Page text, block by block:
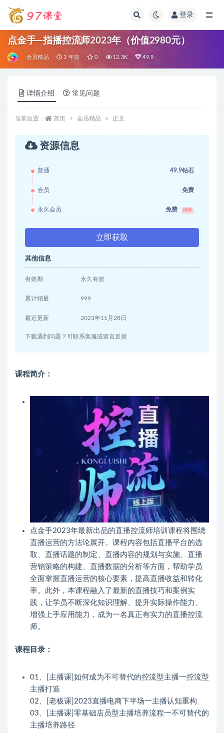
登录
点金手—指播控流师2023年（价值2980元）
会员精品 3 年前 0 12.3K 49.9
详情介绍 常见问题
当前位置： 首页 会员精品 正文
资源信息
普通 49.9钻石
会员 免费
永久会员 免费 推荐
立即获取
其他信息
有效期 永久有效
累计销量 999
最近更新 2023年11月28日
下载遇到问题？可联系客服或留言反馈
课程简介：
点金手2023年最新出品的直播控流师培训课程将围绕
直播运营的方法论展开。课程内容包括直播平台的选
取、直播话题的制定、直播内容的规划与实施、直播
营销策略的构建、直播数据的分析等方面，帮助学员
全面掌握直播运营的核心要素，提高直播收益和转化
率。此外，本课程融入了最新的直播技巧和案例实
践，让学员不断深化知识理解、提升实际操作能力、
增强上手应用能力，成为一名真正有实力的直播控流
师。
课程目录：
01、[主播课]如何成为不可替代的控流型主播一控流型
主播打造
02、[老板课]2023直播电商下半场一主播认知重构
03、[主播课]零基础店员型主播培养流程一不可替代的
主播培养路径